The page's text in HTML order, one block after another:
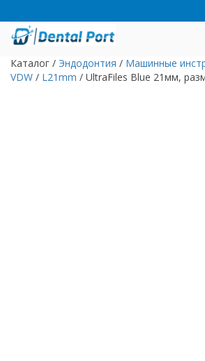
Каталог / Эндодонтия / Машинные
VDW / L21mm / UltraFiles Blue 21мм,